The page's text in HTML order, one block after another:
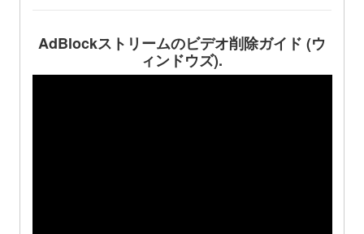
AdBlockストリームのビデオ削除ガイド (ウ
ィンドウズ).